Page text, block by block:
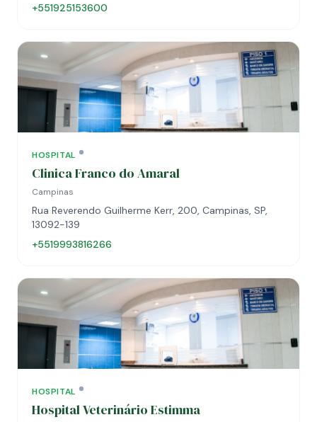
+551925153600
HOSPITAL
Clinica Franco do Amaral
Campinas
Rua Reverendo Guilherme Kerr, 200, Campinas, SP,
13092-139
+5519993816266
HOSPITAL
Hospital Veterinário Estimma